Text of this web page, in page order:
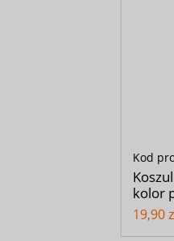
Kod
kolor
19,90